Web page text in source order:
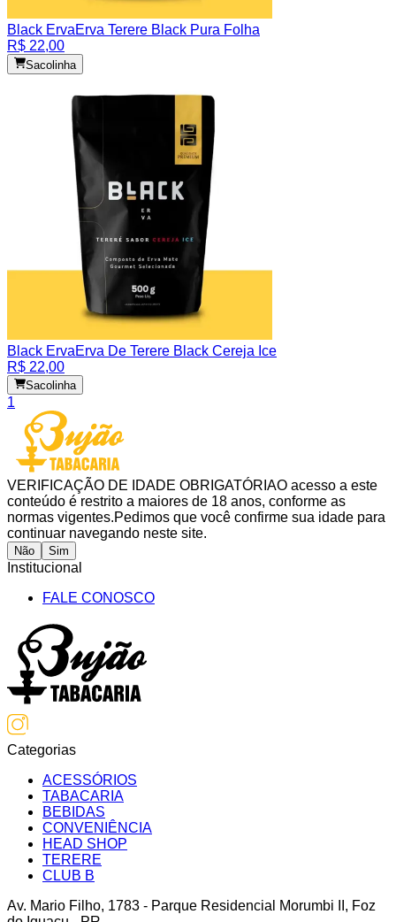
Black ErvaErva Terere Black Pura Folha
R$ 22,00
Sacolinha
Black ErvaErva De Terere Black Cereja Ice
R$ 22,00
Sacolinha
1
VERIFICAÇÃO DE IDADE OBRIGATÓRIAO acesso a este
conteúdo é restrito a maiores de 18 anos, conforme as
normas vigentes.Pedimos que você confirme sua idade para
continuar navegando neste site.
Não Sim
Institucional
FALE CONOSCO
Categorias
ACESSÓRIOS
TABACARIA
BEBIDAS
CONVENIÊNCIA
HEAD SHOP
TERERE
CLUB B
Av. Mario Filho, 1783 - Parque Residencial Morumbi II , Foz